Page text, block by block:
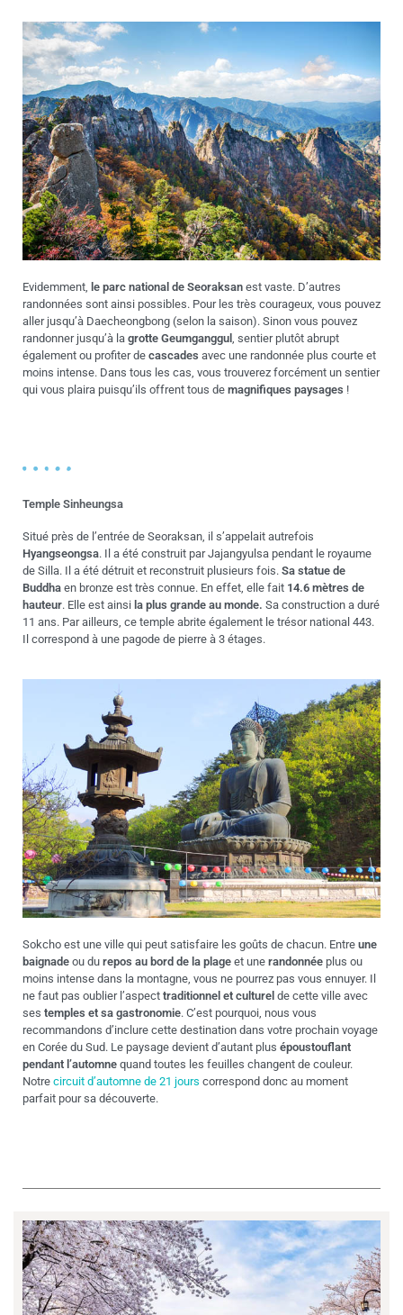
Evidemment, le parc national de Seoraksan est vaste. D’autres
randonnées sont ainsi possibles. Pour les très courageux, vous pouvez
aller jusqu’à Daecheongbong (selon la saison). Sinon vous pouvez
randonner jusqu’à la grotte Geumganggul , sentier plutôt abrupt
également ou profiter de cascades avec une randonnée plus courte et
moins intense. Dans tous les cas, vous trouverez forcément un sentier
qui vous plaira puisqu’ils offrent tous de magnifiques paysages !
Temple Sinheungsa
Situé près de l’entrée de Seoraksan, il s’appelait autrefois
Hyangseongsa. Il a été construit par Jajangyulsa pendant le royaume
de Silla. Il a été détruit et reconstruit plusieurs fois. Sa statue de
Buddha en bronze est très connue. En effet, elle fait 14.6 mètres de
hauteur. Elle est ainsi la plus grande au monde. Sa construction a duré
11 ans. Par ailleurs, ce temple abrite également le trésor national 443.
Il correspond à une pagode de pierre à 3 étages.
Sokcho est une ville qui peut satisfaire les goûts de chacun. Entre une
baignade ou du repos au bord de la plage et une randonnée plus ou
moins intense dans la montagne, vous ne pourrez pas vous ennuyer. Il
ne faut pas oublier l’aspect traditionnel et culturel de cette ville avec
ses temples et sa gastronomie. C’est pourquoi, nous vous
recommandons d’inclure cette destination dans votre prochain voyage
en Corée du Sud. Le paysage devient d’autant plus époustouflant
pendant l’automne quand toutes les feuilles changent de couleur.
Notre circuit d’automne de 21 jours correspond donc au moment
parfait pour sa découverte.